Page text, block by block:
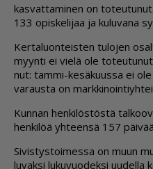
kas­vat­ta­mi­nen on
133 opis­ke­li­jaa ja ku­lu­va­na
Ker­ta­luon­teis­ten tu­lo­jen
myyn­ti ei vie­lä ole
nut: tam­mi-ke­sä­kuus­sa ei
va­raus­ta on
Kun­nan hen­ki­lös­tös­tä
hen­ki­löä yh­teen­sä 157
Si­vis­tys­toi­mes­sa on muun
lu­vak­si lu­ku­vuo­dek­si uu­del­la